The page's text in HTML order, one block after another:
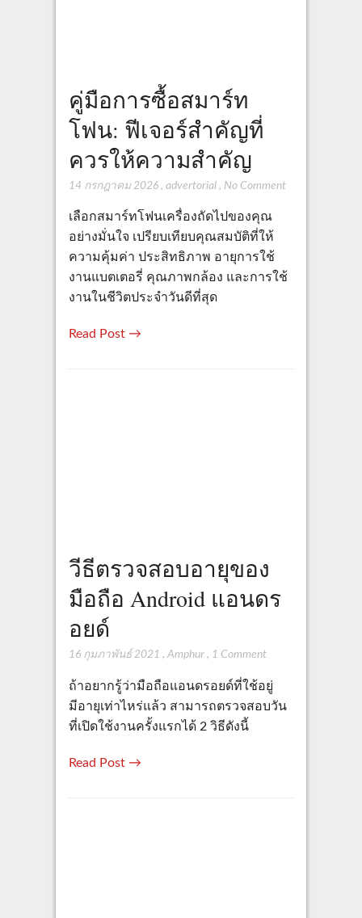
คู่มือการซื้อสมาร์ท
โฟน: ฟีเจอร์สำคัญที่
ควรให้ความสำคัญ
14 กรกฎาคม 2026, advertorial, No Comment
เลือกสมาร์ทโฟนเครื่องถัดไปของคุณ
อย่างมั่นใจ เปรียบเทียบคุณสมบัติที่ให้
ความคุ้มค่า ประสิทธิภาพ อายุการใช้
งานแบตเตอรี่ คุณภาพกล้อง และการใช้
งานในชีวิตประจำวันดีที่สุด
Read Post →
วีธีตรวจสอบอายุของ
มือถือ Android แอนดร
อยด์
16 กุมภาพันธ์ 2021 , Amphur, 1 Comment
ถ้าอยากรู้ว่ามือถือแอนดรอยด์ที่ใช้อยู่
มีอายุเท่าไหร่แล้ว สามารถตรวจสอบวัน
ที่เปิดใช้งานครั้งแรกได้ 2 วิธีดังนี้
Read Post →